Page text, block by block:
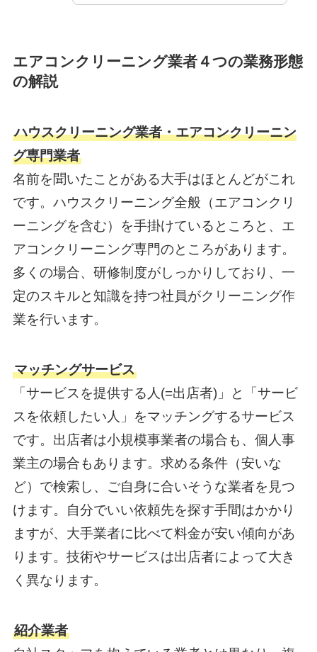
エアコンクリーニング業者４つの業務形態
の解説
ハウスクリーニング業者・エアコンクリーニン
グ専門業者
名前を聞いたことがある大手はほとんどがこれ
です。ハウスクリーニング全般（エアコンクリ
ーニングを含む）を手掛けているところと、エ
アコンクリーニング専門のところがあります。
多くの場合、研修制度がしっかりしており、一
定のスキルと知識を持つ社員がクリーニング作
業を行います。
マッチングサービス
「サービスを提供する人(=出店者)」と「サービ
スを依頼したい人」をマッチングするサービス
です。出店者は小規模事業者の場合も、個人事
業主の場合もあります。求める条件（安いな
ど）で検索し、ご自身に合いそうな業者を見つ
けます。自分でいい依頼先を探す手間はかかり
ますが、大手業者に比べて料金が安い傾向があ
ります。技術やサービスは出店者によって大き
く異なります。
紹介業者